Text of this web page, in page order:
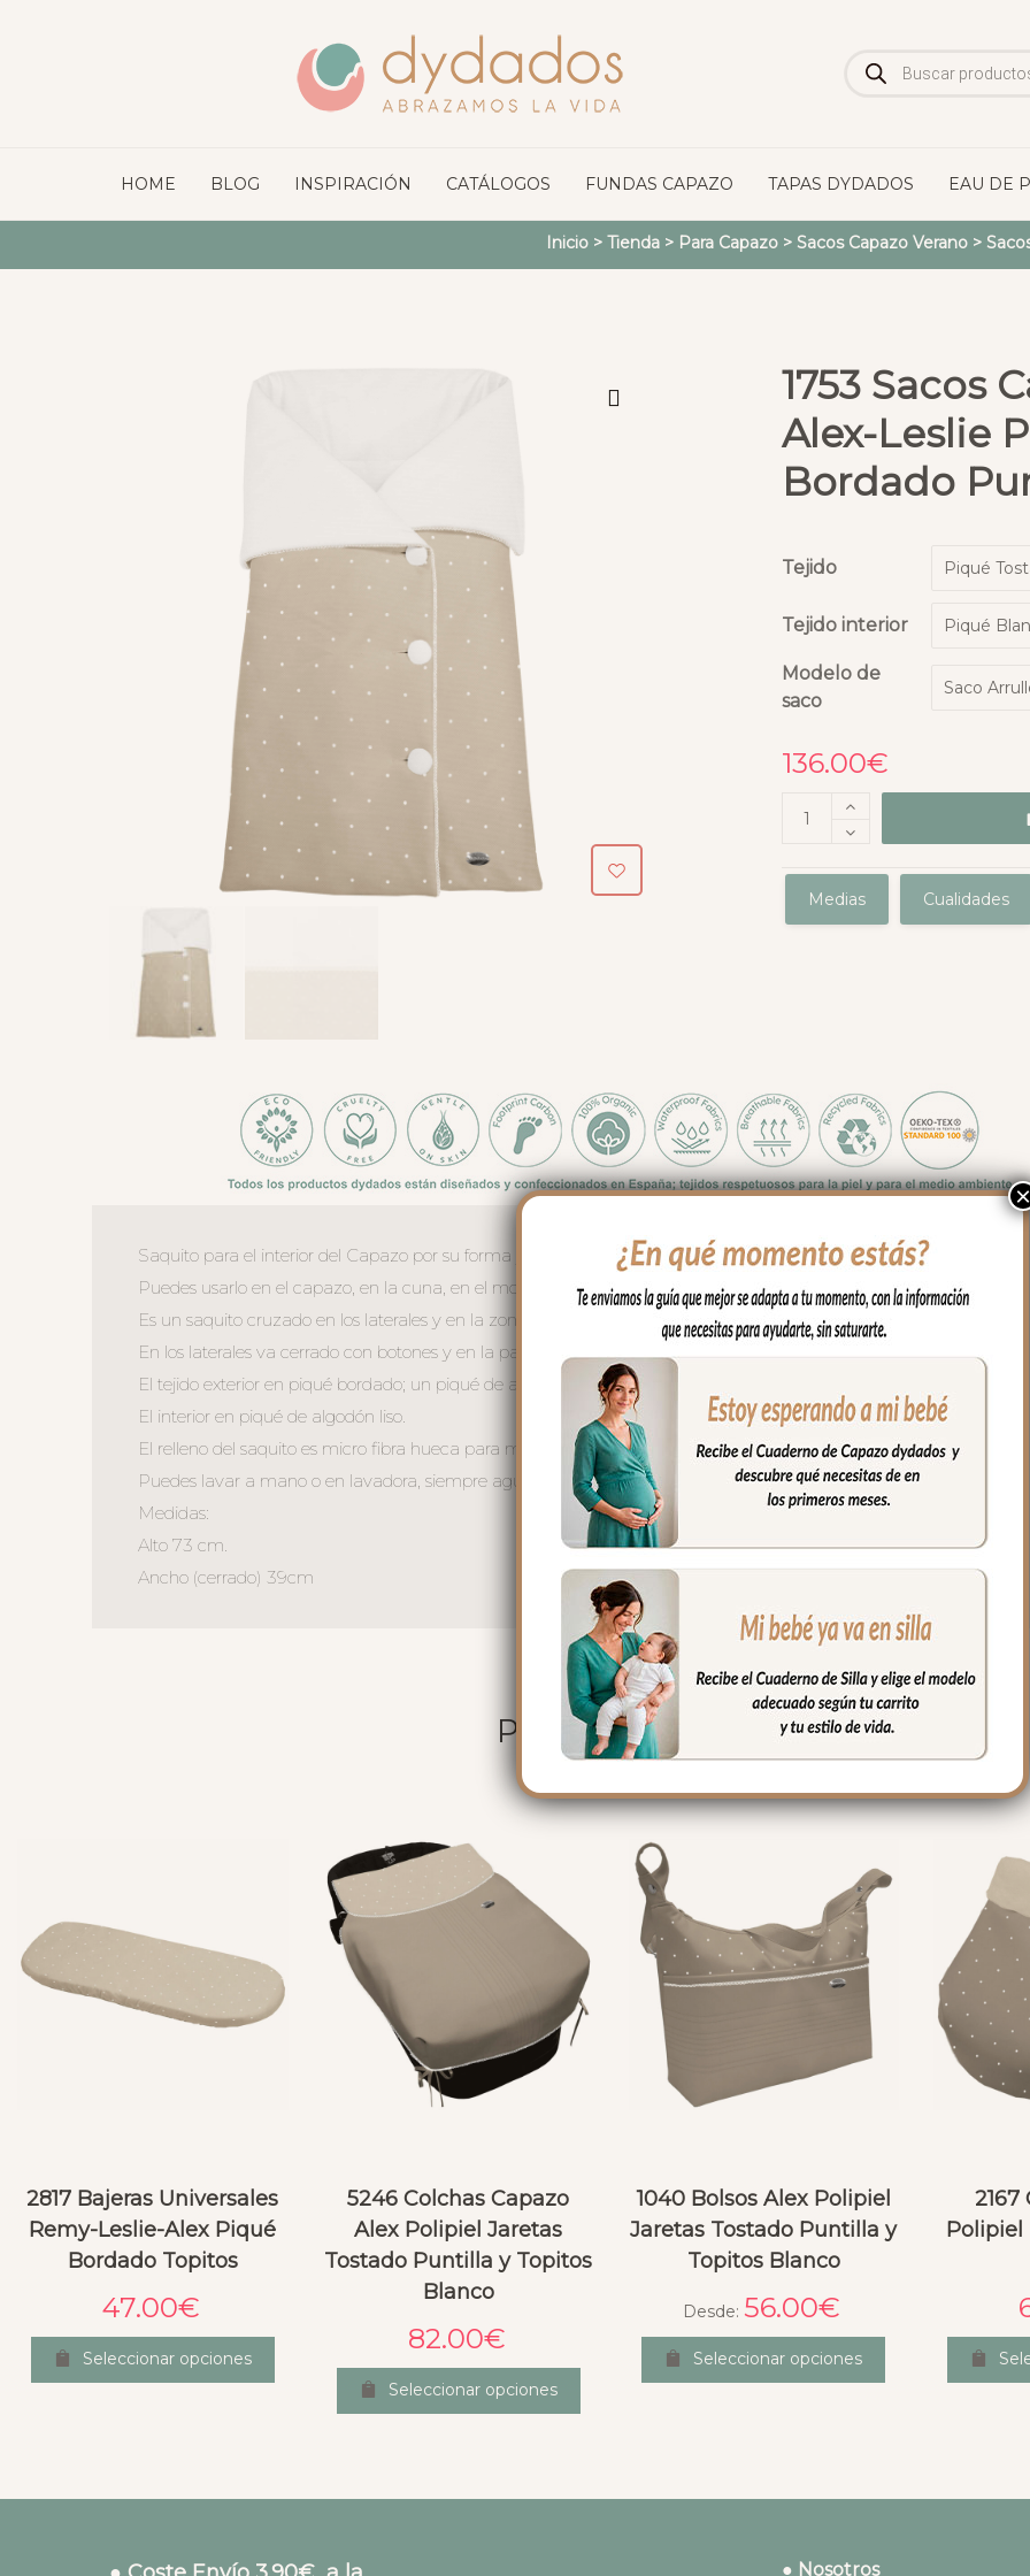
de
productos
HOME BLOG INSPIRACIÓN CATÁLOGOS FUNDAS CAPAZO TAPAS DYDADOS EAU DE
Inicio> Tienda> Para Capazo> Sacos Capazo Verano>
1753 Sacos
Alex-Leslie
Bordado
Tejido
Tejido interior
Modelo de
saco
136.00€
Medias Cualidades
Saquito para el interior del Capazo por su forma y medidas es apto para todos los capazos.
Puedes usarlo en el capazo, en la cuna, en el moisés, para llevar en brazos…
Es un saquito cruzado en los laterales y en la zona de cabecita va abierto, apto para todo tipo de capazos.
En los laterales va cerrado con botones y en la parte de abajo con doble cremallera para mayor seguridad.
El tejido exterior en piqué bordado; un piqué de algodón. Puntilla al tono en todo el borde.
El interior en piqué de algodón liso.
El relleno del saquito es micro fibra hueca para mayor confort del bebé y muy buena transpirabilidad.
Puedes lavar a mano o en lavadora, siempre agua fría, jabones no abrasivos y secado al natural.
Medidas:
Alto 73 cm.
Ancho (cerrado) 39cm
PRODUCTOS RELACIONADOS
2817 Bajeras Universales
Remy-Leslie-Alex Piqué
Bordado Topitos
47.00€
Seleccionar opciones
5246 Colchas Capazo
Alex Polipiel Jaretas
Tostado Puntilla y Topitos
Blanco
82.00€
Seleccionar opciones
1040 Bolsos Alex Polipiel
Jaretas Tostado Puntilla y
Topitos Blanco
Desde: 56.00€
Seleccionar opciones
2167
Polipiel
● Nosotros
×